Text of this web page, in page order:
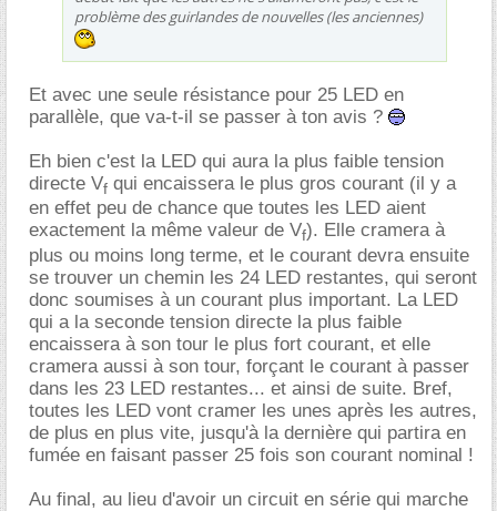
problème des guirlandes de nouvelles (les anciennes)
Et avec une seule résistance pour 25 LED en
parallèle, que va-t-il se passer à ton avis ?
Eh bien c'est la LED qui aura la plus faible tension
directe Vf qui encaissera le plus gros courant (il y a
en effet peu de chance que toutes les LED aient
exactement la même valeur de Vf). Elle cramera à
plus ou moins long terme, et le courant devra ensuite
se trouver un chemin les 24 LED restantes, qui seront
donc soumises à un courant plus important. La LED
qui a la seconde tension directe la plus faible
encaissera à son tour le plus fort courant, et elle
cramera aussi à son tour, forçant le courant à passer
dans les 23 LED restantes... et ainsi de suite. Bref,
toutes les LED vont cramer les unes après les autres,
de plus en plus vite, jusqu'à la dernière qui partira en
fumée en faisant passer 25 fois son courant nominal !
Au final, au lieu d'avoir un circuit en série qui marche